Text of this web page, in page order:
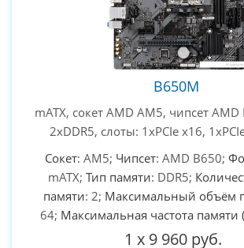
B650M
mATX, сокет AMD AM5, чипсет
2xDDR5, слоты: 1xPCIe x16,
Сокет: AM5; Чипсет: AMD B650;
mATX; Тип памяти: DDR5;
памяти: 2; Максимальный объём
64; Максимальная частота памяти
1 x 9 960 руб.